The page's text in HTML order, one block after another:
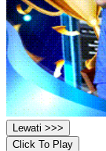
Lewati >>>
Click To Play